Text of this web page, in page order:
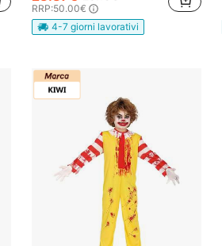
RRP:50.00€
4-7 giorni lavorativi